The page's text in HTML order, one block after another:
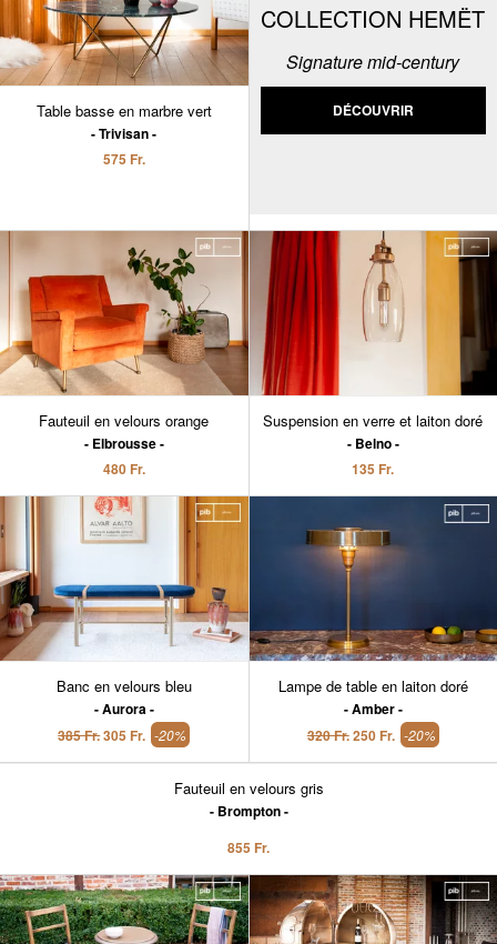
Table basse en marbre vert
Trivisan
575 Fr.
COLLECTION HEMËT
Signature mid-century
DÉCOUVRIR
Fauteuil en velours orange
Elbrousse
480 Fr.
Suspension en verre et laiton doré
Belno
135 Fr.
Banc en velours bleu
Aurora
385 Fr.305 Fr. -20%
Fauteuil en velours gris
Brompton
855 Fr.
Lampe de table en laiton doré
Amber
320 Fr.250 Fr. -20%